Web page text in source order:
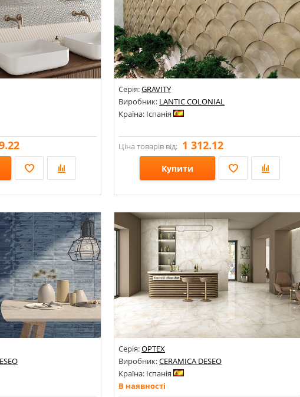
Серія:GRAVITY
Виробник: LANTIC COLONIAL
Країна: Іспанія
Ціна товарів від: 1 312.12
Купити
Розміри: 110х200х2-16; 301х307х2-6,0; 298х300; 298х300х4; 305х305; 304х307х4; 304х307; 244х264х6,5; 244х264; 277х292х4,5; 277х292; 221х281; 221х281х3,6; 289х302;
Стилі: Мозаїка; Scale «луска»; Під метал;
Кольори:
Серія:OPTEX
Виробник:CERAMICA DESEO
Країна: Іспанія
В наявності